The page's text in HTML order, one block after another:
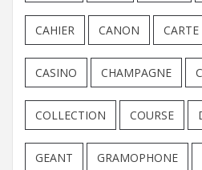
CAHIER CANON CARTE
CASINO CHAMPAGNE
COLLECTION COURSE
GEANT GRAMOPHONE